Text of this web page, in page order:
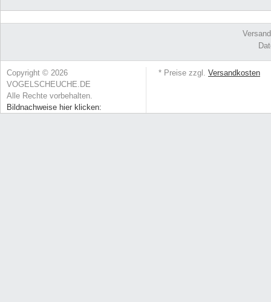
Copyright © 2026
VOGELSCHEUCHE.DE
Alle Rechte vorbehalten.
Bildnachweise hier klicken:
* Preise zzgl. Versandkosten